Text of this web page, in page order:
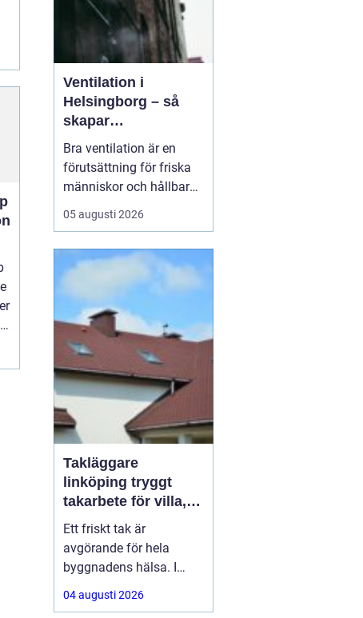
i
Ventilation i
Helsingborg – så
skapar
fastighetsägare
friskare och mer
energieffektiva
Bra ventilation är en
förutsättning för friska
människor och hållbara
byggnader. I en kuststad
som Helsingborg, med
temperaturer och många
äldre fastigheter, märks
skillnaden e...
05 augusti 2026
Takläggare
linköping tryggt
takarbete för villa,
brf och företag
Ett friskt tak är
avgörande för hela
byggnadens hälsa. I
Linköping utsätts taken
för stora
04 augusti 2026